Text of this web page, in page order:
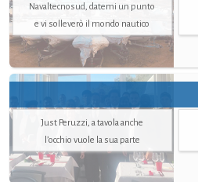
Navaltecnosud, datemi un punto
e vi solleverò il mondo nautico
Just Peruzzi, a tavola anche
l’occhio vuole la sua parte